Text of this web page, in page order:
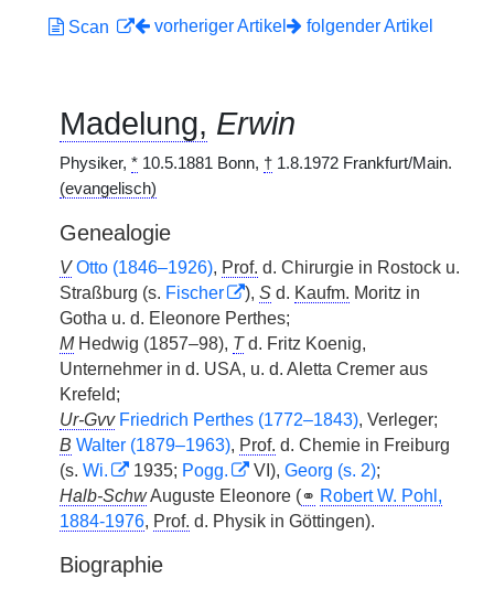
Scan
vorheriger Artikel folgender Artikel
Madelung, Erwin
Physiker, * 10.5.1881 Bonn, † 1.8.1972 Frankfurt/Main.
(evangelisch)
Genealogie
V Otto (1846–1926), Prof. d. Chirurgie in Rostock u.
Straßburg (s. Fischer ), S d. Kaufm. Moritz in
Gotha u. d. Eleonore Perthes;
MHedwig (1857–98), Td. Fritz Koenig,
Unternehmer in d. USA, u. d. Aletta Cremer aus
Krefeld;
Ur-Gvv Friedrich Perthes (1772–1843), Verleger;
B Walter (1879–1963), Prof. d. Chemie in Freiburg
(s. Wi. 1935; Pogg. VI), Georg (s. 2);
Halb-SchwAuguste Eleonore (⚭ Robert W. Pohl,
1884-1976, Prof. d. Physik in Göttingen).
Biographie